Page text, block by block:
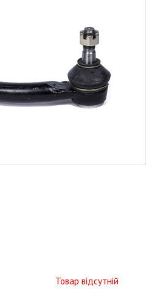
Товар відсутній